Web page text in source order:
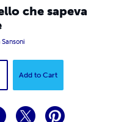
che sapeva
Add to Cart